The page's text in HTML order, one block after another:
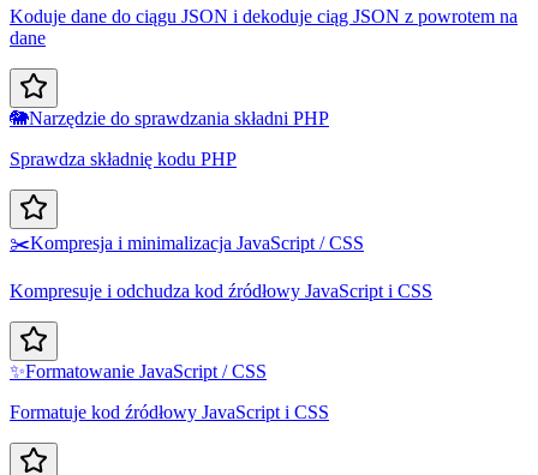
Koduje dane do ciągu JSON i dekoduje ciąg JSON z powrotem na
dane
🐘Narzędzie do sprawdzania składni PHP
Sprawdza składnię kodu PHP
✂️Kompresja i minimalizacja JavaScript / CSS
Kompresuje i odchudza kod źródłowy JavaScript i CSS
✨Formatowanie JavaScript / CSS
Formatuje kod źródłowy JavaScript i CSS